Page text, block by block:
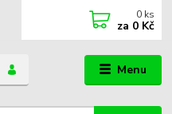
Menu
0 ks
za 0 Kč